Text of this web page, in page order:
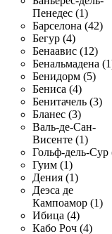
Пенедес (1)
Барселона (42)
Бегур (4)
Бенаавис (12)
Бенальмадена
Бенидорм (5)
Бениса (4)
Бенитачель (3)
Бланес (3)
Валь-де-Сан-
Висенте (1)
Гольф-дель-Сур
Гуим (1)
Дения (1)
Деэса де
Кампоамор (1)
Ибица (4)
Кабо Роч (4)